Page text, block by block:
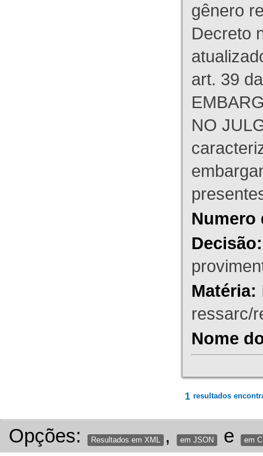
gênero
Decreto
art. 39
NO
Numero
Decisão:
Matéria:
ressarc/
Nome
1 resultados
Opções: Resultados em XML , em JSON e em